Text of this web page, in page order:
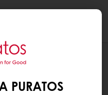
PURATOS